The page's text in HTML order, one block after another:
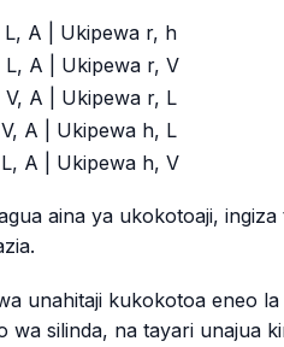
L, A | Ukipewa r, h
L, A | Ukipewa r, V
A | Ukipewa r, L
A | Ukipewa h, L
A | Ukipewa h, V
aina ya ukokotoaji,
unahitaji kukokotoa eneo
wa silinda, na tayari unajua